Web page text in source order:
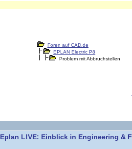
Foren auf CAD.de
EPLAN Electric P8
Problem mit Abbruchstellen
Eplan L!VE: Einblick in Engineering &